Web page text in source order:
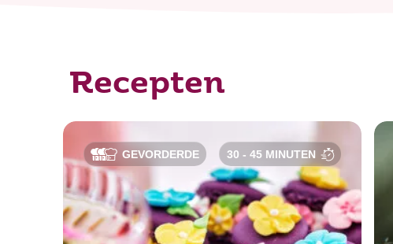
Recepten
GEVORDERDE 30 - 45 MINUTEN